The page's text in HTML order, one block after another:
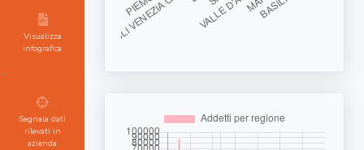
Visualizza
infografica
-
Segnala dati
rilevati in
azienda